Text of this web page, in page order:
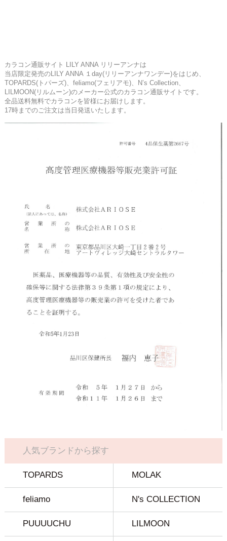
カラコン通販サイト LILY ANNA リリーアンナは
当店限定発売のLILY ANNA １day(リリーアンナワンデー)をはじめ、
TOPARDS(トパーズ)、feliamo(フェリアモ)、N’s Collection、
LILMOON(リルムーン)のメーカー公式のカラコン通販サイトです。
全品送料無料でカラコンを皆様にお届けします。
17時までのご注文は当日発送いたします。
人気ブランドから探す
TOPARDS MOLAK
feliamo N's COLLECTION
PUUUUCHU LILMOON